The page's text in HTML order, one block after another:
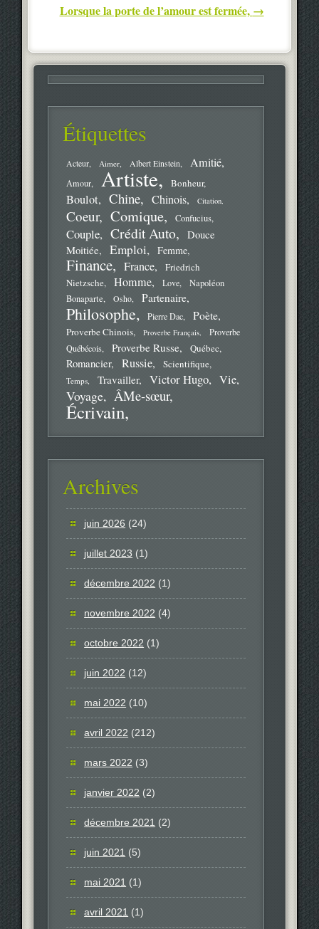
Lorsque la porte de l’amour est fermée, →
Étiquettes
Acteur Aimer Albert Einstein Amitié
Amour Artiste Bonheur
Boulot Chine Chinois Citation
Coeur Comique Confucius
Couple Crédit Auto
Douce
Moitiée
Emploi Femme
Finance France
Friedrich
Nietzsche
Homme Love
Napoléon
Bonaparte
Osho Partenaire
Philosophe Pierre Dac Poète
Proverbe Chinois Proverbe Français
Proverbe
Québécois
Proverbe Russe Québec
Romancier Russie Scientifique
Temps Travailler Victor Hugo Vie
Voyage ÂMe-sœur
Écrivain
Archives
juin 2026 (24)
juillet 2023 (1)
décembre 2022 (1)
novembre 2022 (4)
octobre 2022 (1)
juin 2022 (12)
mai 2022 (10)
avril 2022 (212)
mars 2022 (3)
janvier 2022 (2)
décembre 2021 (2)
juin 2021 (5)
mai 2021 (1)
avril 2021 (1)